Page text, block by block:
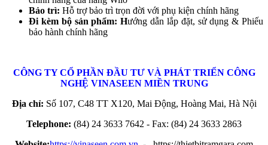
Bảo trì: Hỗ trợ bảo trì trọn đời với phụ kiện chính hãng
Đi kèm bộ sản phẩm: Hướng dẫn lắp đặt, sử dụng & Phiếu
bảo hành chính hãng
CÔNG TY CỔ PHẦN ĐẦU TƯ VÀ PHÁT TRIỂN CÔNG
NGHỆ VINASEEN MIỀN TRUNG
Địa chỉ: Số 107, C48 TT X120, Mai Động, Hoàng Mai, Hà Nội
Telephone: (84) 24 3633 7642 - Fax: (84) 24 3633 2863